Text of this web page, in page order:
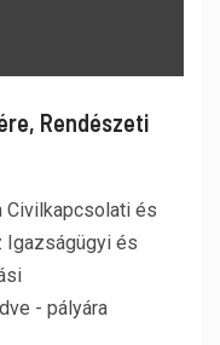
Rendészeti
Civilkapcsolati és
Igazságügyi és
- pályára